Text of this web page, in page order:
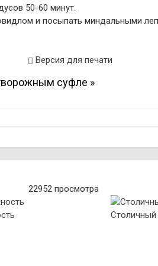
50-60 минут.
и посыпать миндальными
Версия для печати
суфле »
22952 просмотра